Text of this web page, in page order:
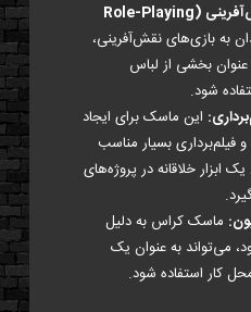
استفاده در بازی‌های نقش‌آفرینی (Role-Playing
به بازی‌های نقش‌آفرینی،
بخشی از لباس
شود.
این ماسک برای ایجاد
فیلم‌برداری بسیار مناسب
ابزار خلاقانه در پروژه‌های
ماسک کراس به دلیل
می‌تواند به عنوان یک
کار استفاده شود.